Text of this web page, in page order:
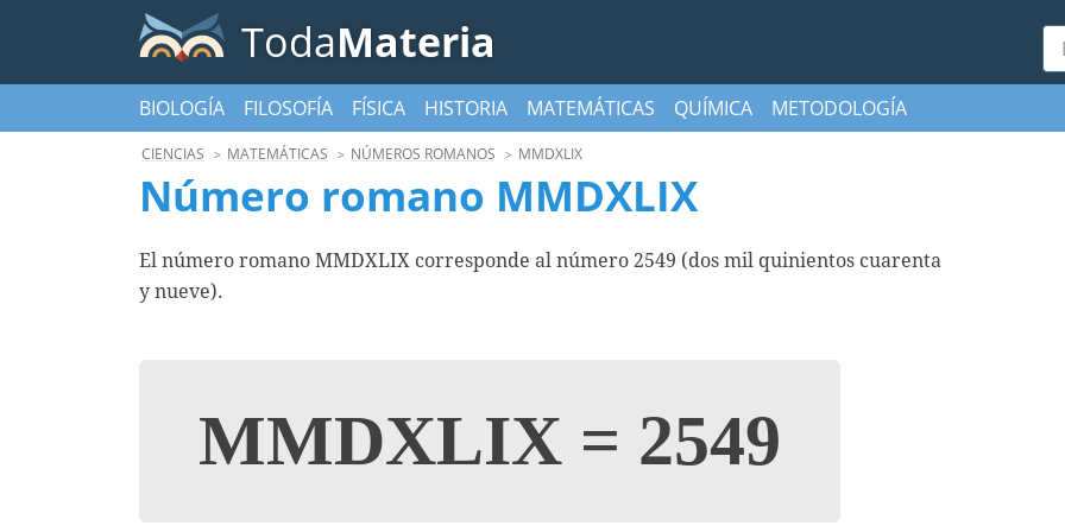
TodaMateria
BIOLOGÍA FILOSOFÍA FÍSICA HISTORIA MATEMÁTICAS QUÍMICA METODOLOGÍA
CIENCIAS MATEMÁTICAS NÚMEROS ROMANOS MMDXLIX
Número romano MMDXLIX
El número romano MMDXLIX corresponde al número 2549 (dos mil quinientos cuarenta
y nueve).
MMDXLIX = 2549